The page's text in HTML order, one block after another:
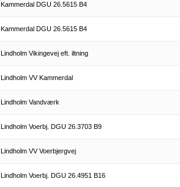
Kammerdal DGU 26.5615 B4
Kammerdal DGU 26.5615 B4
Lindholm Vikingevej eft. iltning
Lindholm VV Kammerdal
Lindholm Vandværk
Lindholm Voerbj. DGU 26.3703 B9
Lindholm VV Voerbjergvej
Lindholm Voerbj. DGU 26.4951 B16